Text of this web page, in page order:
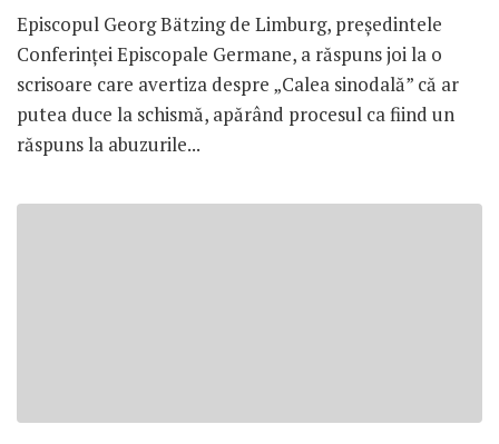
Episcopul Georg Bätzing de Limburg, președintele
Conferinței Episcopale Germane, a răspuns joi la o
scrisoare care avertiza despre „Calea sinodală” că ar
putea duce la schismă, apărând procesul ca fiind un
răspuns la abuzurile...